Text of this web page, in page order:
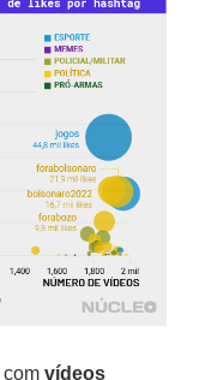
comvídeos